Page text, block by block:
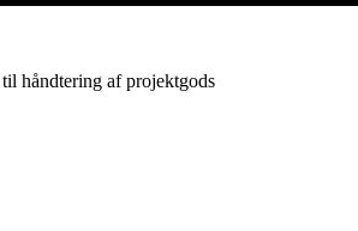
håndtering af projektgods